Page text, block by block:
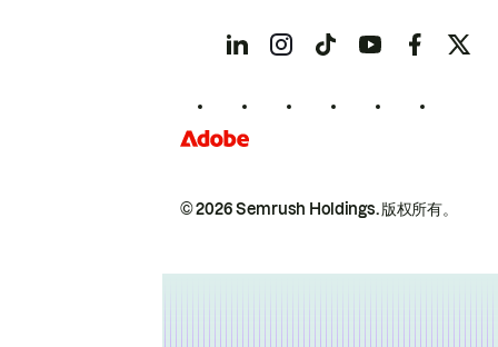
© 2026 Semrush Holdings.版权所有。